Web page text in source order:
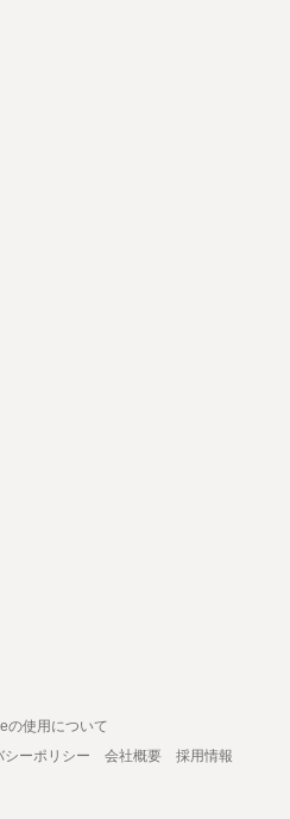
の使用について
シーポリシー 会社概要
採用情報